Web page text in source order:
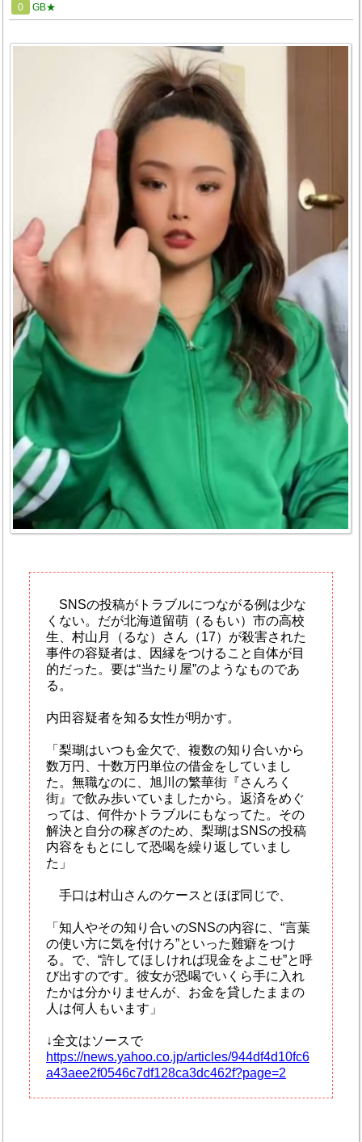
0 GB★
SNSの投稿がトラブルにつながる例は少な
くない。だが北海道留萌（るもい）市の高校
生、村山月（るな）さん（17）が殺害された
事件の容疑者は、因縁をつけること自体が目
的だった。要は“当たり屋”のようなものであ
る。
内田容疑者を知る女性が明かす。
「梨瑚はいつも金欠で、複数の知り合いから
数万円、十数万円単位の借金をしていまし
た。無職なのに、旭川の繁華街『さんろく
街』で飲み歩いていましたから。返済をめぐ
っては、何件かトラブルにもなってた。その
解決と自分の稼ぎのため、梨瑚はSNSの投稿
内容をもとにして恐喝を繰り返していまし
た」
手口は村山さんのケースとほぼ同じで、
「知人やその知り合いのSNSの内容に、“言葉
の使い方に気を付けろ”といった難癖をつけ
る。で、“許してほしければ現金をよこせ”と呼
び出すのです。彼女が恐喝でいくら手に入れ
たかは分かりませんが、お金を貸したままの
人は何人もいます」
↓全文はソースで
https://news.yahoo.co.jp/articles/944df4d10fc6
a43aee2f0546c7df128ca3dc462f?page=2